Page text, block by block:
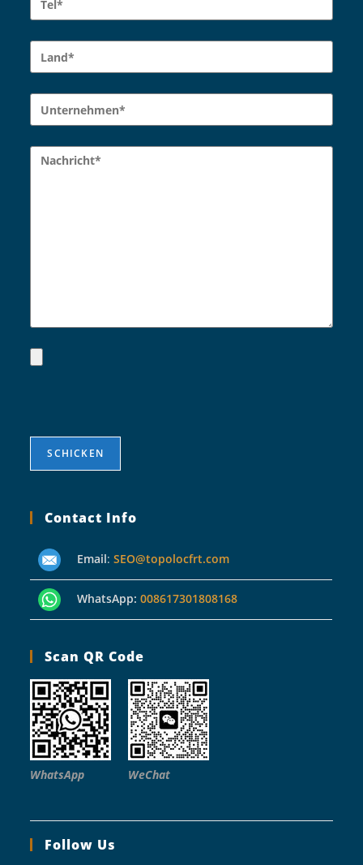
Contact Info
Email:SEO@topolocfrt.com
WhatsApp:008617301808168
Scan QR Code
WhatsApp WeChat
Follow Us